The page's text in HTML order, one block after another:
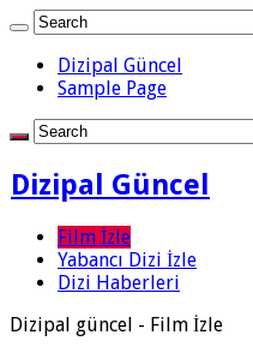
Dizipal Güncel
Sample Page
Dizipal Güncel
Film İzle
Yabancı Dizi İzle
Dizi Haberleri
Dizipal güncel - Film İzle